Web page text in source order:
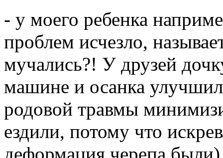
- у моего ребенка
проблем исчезло,
мучались?! У друзей
машине и осанка
родовой травмы
ездили, потому что
деформация черепа